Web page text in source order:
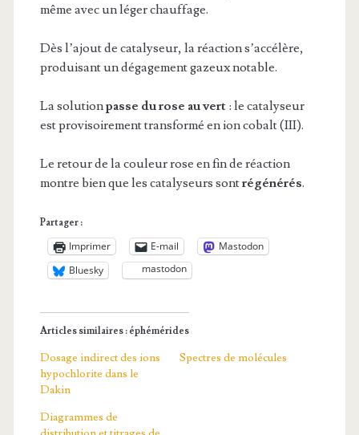
même avec un léger chauffage.
Dès l’ajout de catalyseur, la réaction s’accélère,
produisant un dégagement gazeux notable.
La solutionpasse du rose au vert: le catalyseur
est provisoirement transformé en ion cobalt (III).
Le retour de la couleur rose en fin de réaction
montre bien que les catalyseurs sontrégénérés.
Partager :
Imprimer E-mail
Mastodon
Bluesky
mastodon
Articles similaires : éphémérides
Dosage indirect des ions
hypochlorite dans le
Dakin
Spectres de molécules
Diagrammes de